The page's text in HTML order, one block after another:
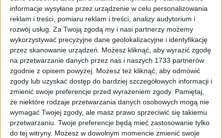
informacje wysyłane przez urządzenie w celu personalizowania
reklam i treści, pomiaru reklam i treści, analizy audytorium i
rozwój usług. Za Twoją zgodą my i nasi partnerzy możemy
wykorzystywać precyzyjne dane geolokalizacyjne i identyfikację
przez skanowanie urządzeń. Możesz kliknąć, aby wyrazić zgodę
na przetwarzanie danych przez nas i naszych 1733 partnerów
zgodnie z opisem powyżej. Możesz też kliknąć, aby odmówić
zgody lub uzyskać dostęp do bardziej szczegółowych informacji i
zmienić swoje preferencje przed wyrażeniem zgody. Pamiętaj,
że niektóre rodzaje przetwarzania danych osobowych mogą nie
wymagać Twojej zgody, ale masz prawo sprzeciwić się takiemu
przetwarzaniu. Twoje preferencje będą mieć zastosowanie tylko
do tej witryny. Możesz w dowolnym momencie zmienić swoje
Biznes
Sport
Kultura
Małopolska
Kryminalne
Tag #zgony
#zgony
artykułówKoronawirus
Najnowsze
Sortuj:
Kategoria: